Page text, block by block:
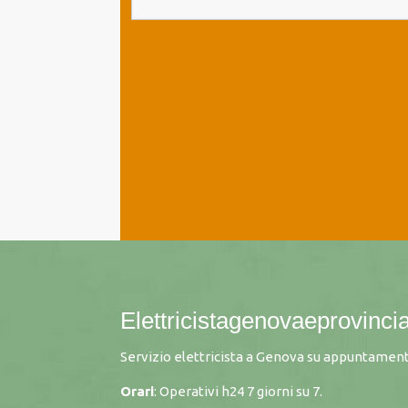
Servizio elettricista a Genova su
Orari: Operativi h24 7 giorni su 7.